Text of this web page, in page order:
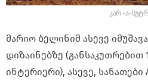
კარ-ა-
მარიო ბელინიმ ასევე
დიზაინებზე (განსაკუთრებით
ინტერიერი), ასევე, სანათები